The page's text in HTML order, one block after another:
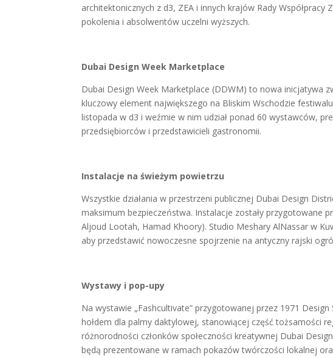
architektonicznych z d3, ZEA i innych krajów Rady
pokolenia i absolwentów uczelni wyższych.
Dubai Design Week Marketplace
Dubai Design Week Marketplace (DDWM) to nowa inicjatywa
kluczowy element największego na Bliskim Wschodzie
listopada w d3 i weźmie w nim udział ponad 60 wystawców,
przedsiębiorców i przedstawicieli gastronomii.
Instalacje na świeżym powietrzu
Wszystkie działania w przestrzeni publicznej Dubai Design
maksimum bezpieczeństwa. Instalacje zostały przygotowane
Aljoud Lootah, Hamad Khoory). Studio Meshary AlNassar w
aby przedstawić nowoczesne spojrzenie na antyczny rajski
Wystawy i pop-upy
Na wystawie „Fashcultivate” przygotowanej przez 1971
hołdem dla palmy daktylowej, stanowiącej część tożsamości
różnorodności członków społeczności kreatywnej Dubai
będą prezentowane w ramach pokazów twórczości lokalnej